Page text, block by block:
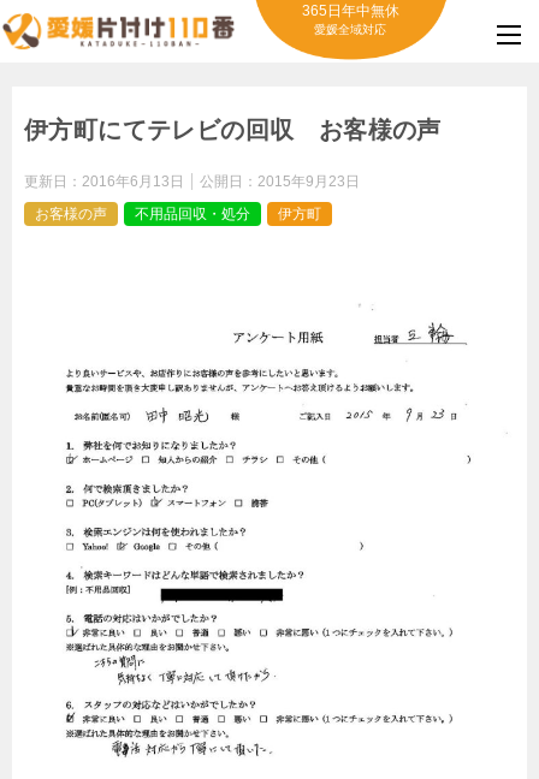
365日年中無休
愛媛全域対応
伊方町にてテレビの回収 お客様の声
更新日： 2016年6月13日 公開日： 2015年9月23日
お客様の声
不用品回収・処分 伊方町